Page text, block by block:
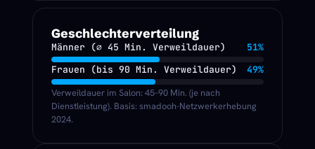
Geschlechterverteilung
Männer (∅ 45 Min. Verweildauer)
51%
Frauen (bis 90 Min. Verweildauer)
49%
Verweildauer im Salon: 45–90 Min. (je nach
Dienstleistung). Basis: smadooh-Netzwerkerhebung
2024.